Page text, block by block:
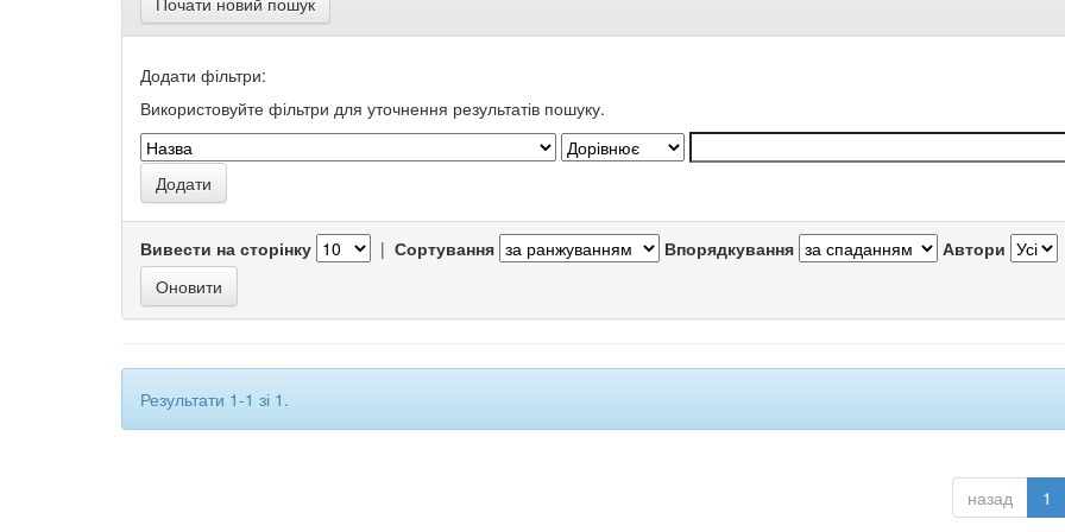
Додати фільтри:
Використовуйте фільтри для уточнення результатів пошуку.
Вивести на сторінку | Сортування Впорядкування Автори
Результати 1-1 зі 1.
назад 1